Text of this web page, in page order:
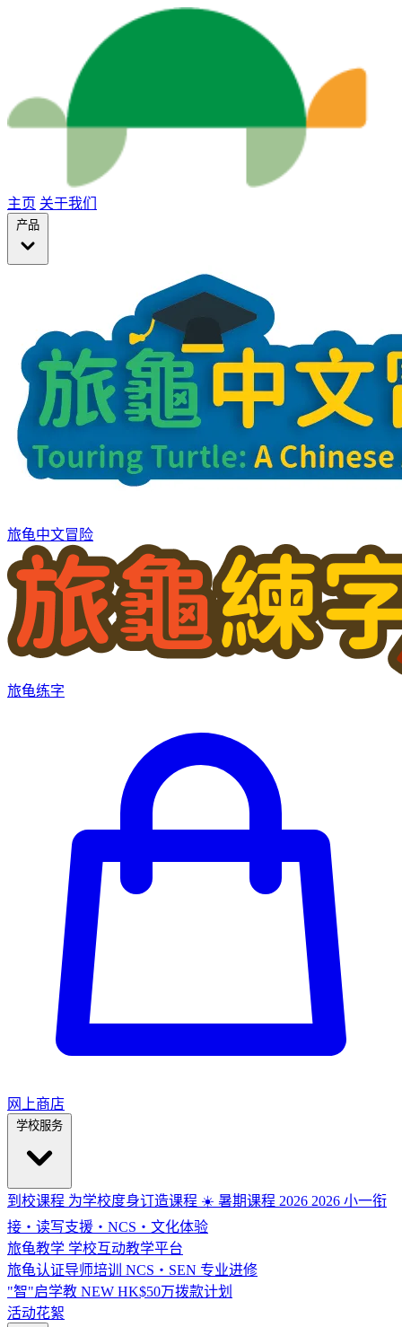
主页 关于我们
产品
旅龟中文冒险
旅龟练字
网上商店
学校服务
到校课程 为学校度身订造课程 ☀️ 暑期课程 2026 2026 小一衔
接・读写支援・NCS・文化体验
旅龟教学 学校互动教学平台
旅龟认证导师培训
NCS・SEN 专业进修
"智"启学教 NEW HK$50万拨款计划
活动花絮